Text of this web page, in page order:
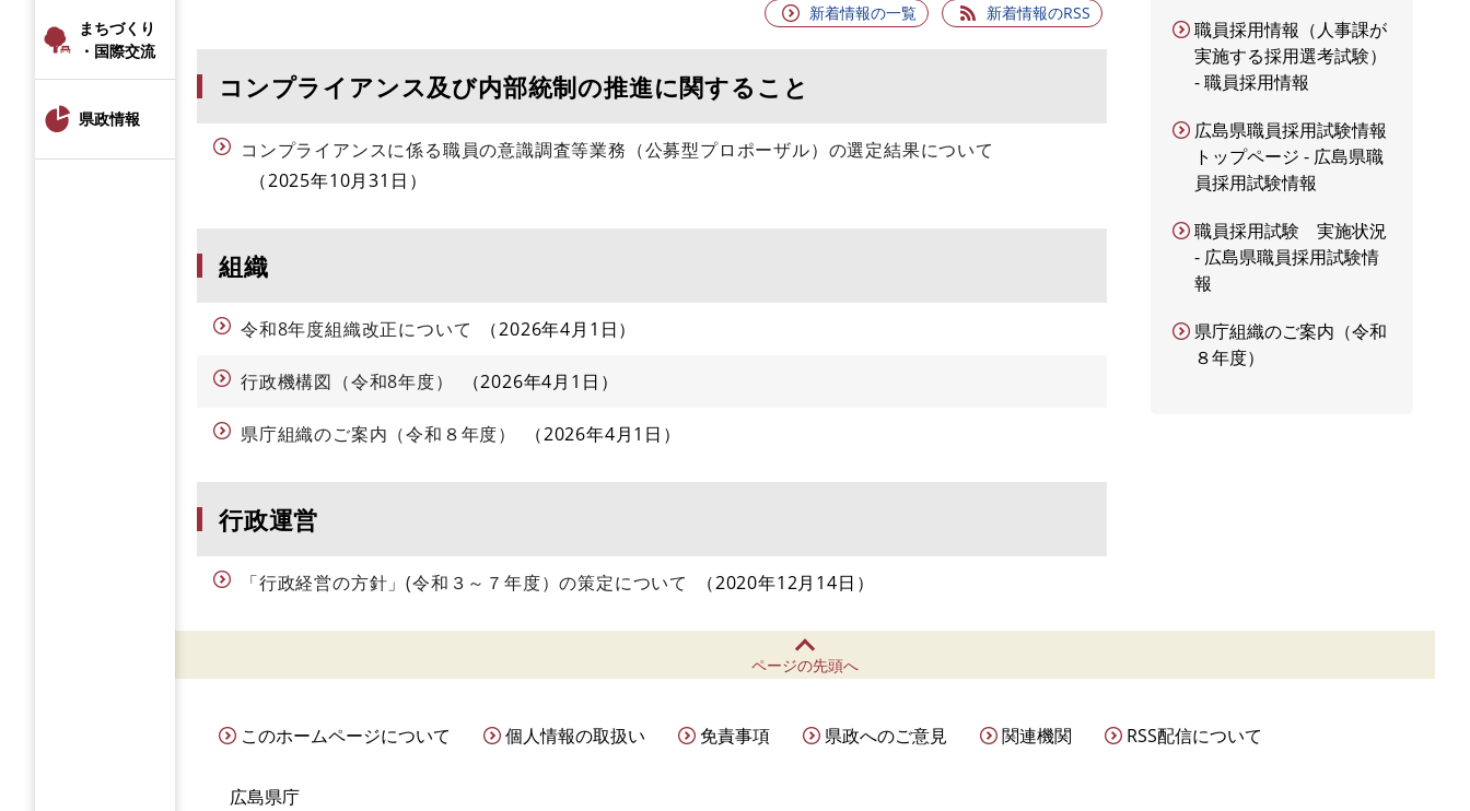
まちづくり
・国際交流
県政情報
新着情報の一覧 新着情報のRSS
コンプライアンス及び内部統制の推進に関すること
コンプライアンスに係る職員の意識調査等業務（公募型プロポーザル）の選定結果について
2025年10月31日
組織
令和8年度組織改正について 2026年4月1日
行政機構図（令和8年度） 2026年4月1日
県庁組織のご案内（令和８年度） 2026年4月1日
行政運営
「行政経営の方針」(令和３～７年度）の策定について 2020年12月14日
職員採用情報（人事課が
実施する採用選考試験）
- 職員採用情報
広島県職員採用試験情報
トップページ - 広島県職
員採用試験情報
職員採用試験 実施状況
- 広島県職員採用試験情
報
県庁組織のご案内（令和
８年度）
ページの先頭へ
このホームページについて 個人情報の取扱い 免責事項 県政へのご意見 関連機関 RSS配信について
広島県庁